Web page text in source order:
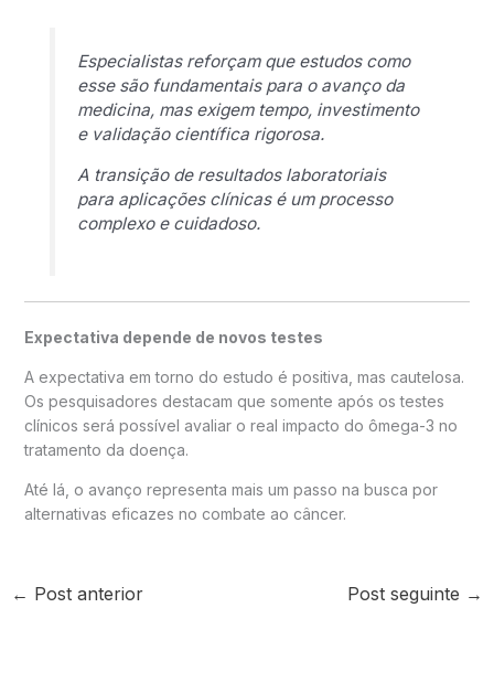
Especialistas reforçam que estudos como
esse são fundamentais para o avanço da
medicina, mas exigem tempo, investimento
e validação científica rigorosa.
A transição de resultados laboratoriais
para aplicações clínicas é um processo
complexo e cuidadoso.
Expectativa depende de novos testes
A expectativa em torno do estudo é positiva, mas cautelosa.
Os pesquisadores destacam que somente após os testes
clínicos será possível avaliar o real impacto do ômega-3 no
tratamento da doença.
Até lá, o avanço representa mais um passo na busca por
alternativas eficazes no combate ao câncer.
← Post anterior Post seguinte →